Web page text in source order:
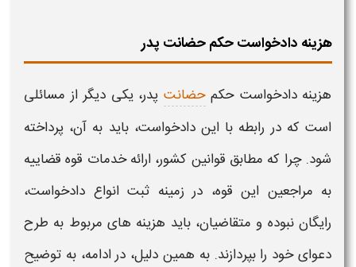
هزینه دادخواست حکم حضانت پدر
هزینه دادخواست حکم حضانت پدر،یکی دیگر از مسائلی
است که در رابطه با این دادخواست، باید به آن، پرداخته
شود. چرا که مطابق قوانین کشور، ارائه خدمات قوه قضاییه
به مراجعین این قوه، در زمینه ثبت انواع دادخواست،
رایگان نبوده و متقاضیان، باید هزینه های مربوط به طرح
دعوای خود را بپردازند. به همین دلیل، در ادامه، به توضیح